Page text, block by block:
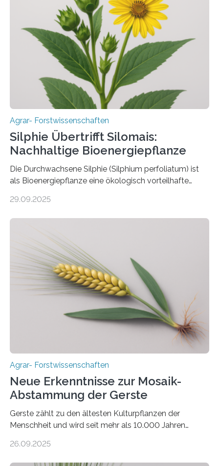
daher entscheidend, Schadinsekten effektiv zu
bekämpfen, während gleichzeitig nützliche Insekten
erhalten bleiben. An der Justus-Liebig-Universität
Gießen (JLU) erforscht die Arbeitsgruppe von Prof. Dr.
Marc F. Schetelig am Institut für
Insektenbiotechnologie neue biologische und
biotechnologische Verfahren zur…
Agrar- Forstwissenschaften
Silphie Übertrifft Silomais:
Nachhaltige Bioenergiepflanze
Die Durchwachsene Silphie (Silphium perfoliatum) ist
als Bioenergiepflanze eine ökologisch vorteilhafte
mehrjährigen Vergleichsstudie von Forschenden der
nach nachhaltigen Alternativen zur Energiegewinnung
aus landwirtschaftlichen Kulturen ist ein zentrales
Anliegen im Zuge der europäischen Klimaziele, bis
2050 klimaneutral zu werden. In Deutschland dominiert
bislang der Mais als Energiepflanze, doch sein Anbau
bringt ökologische Herausforderungen mit sich:
Bodenerosion, Nährstoffauswaschung und…
29.09.2025
Agrar- Forstwissenschaften
Neue Erkenntnisse zur Mosaik-
Abstammung der Gerste
Gerste zählt zu den ältesten Kulturpflanzen der
Menschheit und wird seit mehr als 10.000 Jahren
einzigen Ort domestiziert wurde. Eine neue Studie eines
26.09.2025